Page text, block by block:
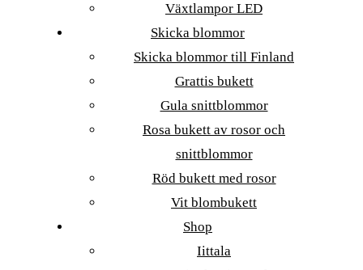
Växtlampor LED
Skicka blommor
Skicka blommor till Finland
Grattis bukett
Gula snittblommor
Rosa bukett av rosor och
snittblommor
Röd bukett med rosor
Vit blombukett
Shop
Iittala